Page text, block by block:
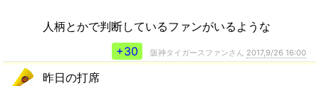
人柄とかで判断しているファンがいるような
+30
阪神タイガースファンさん 2017,9/26 16:00
昨日の打席